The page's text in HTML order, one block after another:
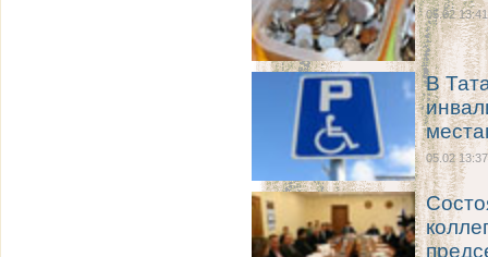
05.02 13:41
В
05.02 13:37